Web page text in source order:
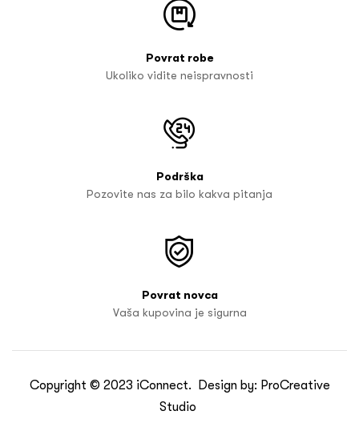
Povrat robe
Ukoliko vidite neispravnosti
Podrška
Pozovite nas za bilo kakva pitanja
Povrat novca
Vaša kupovina je sigurna
Copyright © 2023 iConnect. Design by: ProCreative
Studio